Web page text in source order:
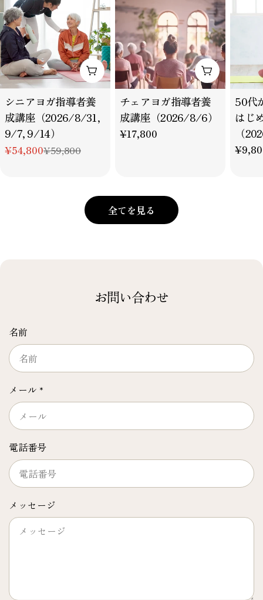
カートに追加
タ
イ
プ：
シニアヨガ指導者養
成講座（2026/8/31,
9/7, 9/14）
特
¥54,800
通
¥59,800
カートに追
タ
イ
プ：
チェアヨガ指導者養
成講座（2026/8/6）
通
¥17,800
タ
イ
プ：
50代
はじ
（
通
全てを見る
お問い合わせ
名前
メール *
電話番号
メッセージ